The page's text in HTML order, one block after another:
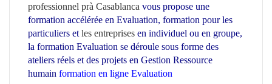
professionnel prà Casablanca vous propose une
formation accélérée en Evaluation, formation pour les
particuliers et les entreprises en individuel ou en groupe,
la formation Evaluation se déroule sous forme des
ateliers réels et des projets en Gestion Ressource
humain formation en ligne Evaluation